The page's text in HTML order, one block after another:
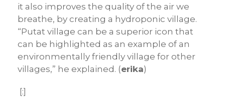
it also improves the quality of the air we
breathe, by creating a hydroponic village.
“Putat village can be a superior icon that
can be highlighted as an example of an
environmentally friendly village for other
villages,” he explained. (erika)
[:]